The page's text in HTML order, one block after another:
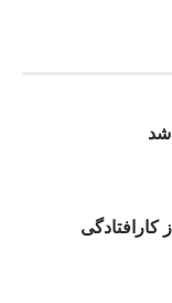
کارافتادگی